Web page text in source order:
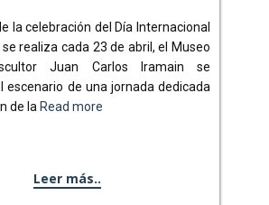
la celebración del Día Internacional
realiza cada 23 de abril, el Museo
Juan Carlos Iramain se
escenario de una jornada dedicada
de la Read more
Leer más..